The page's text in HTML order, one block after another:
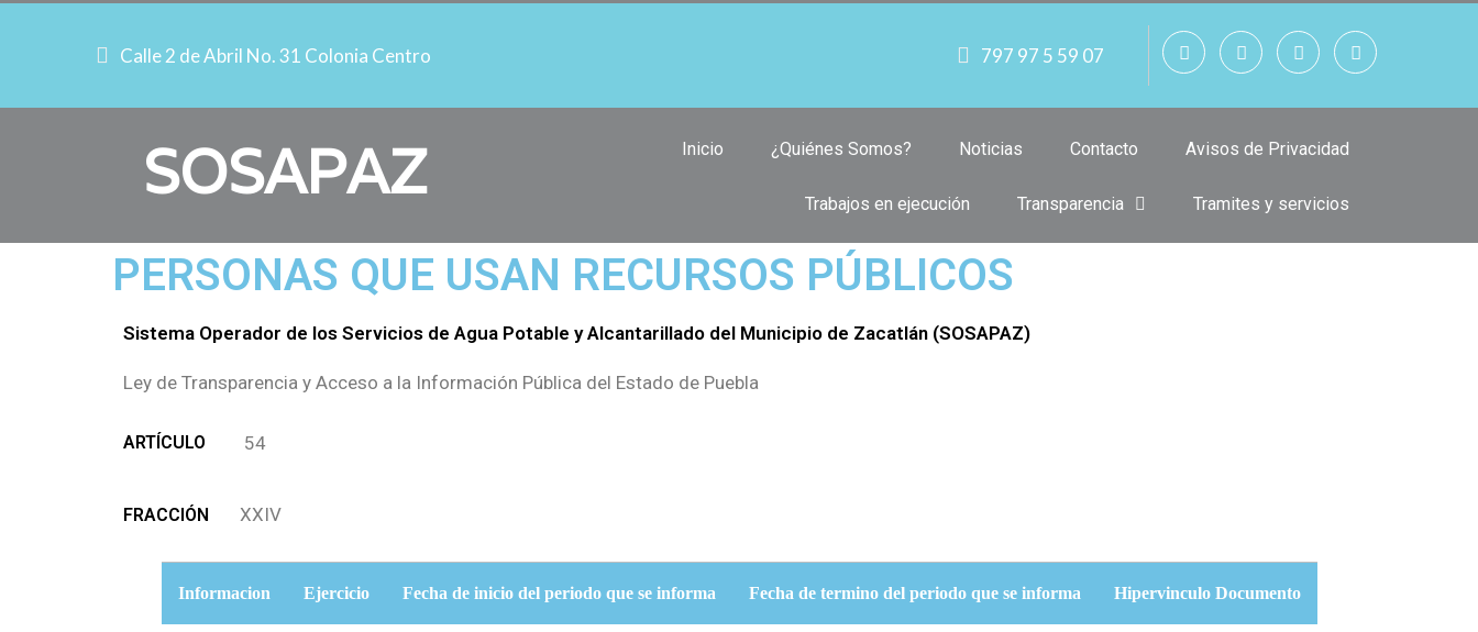
Calle 2 de Abril No. 31 Colonia Centro 797 97 5 59 07
SOSAPAZ Inicio ¿Quiénes Somos? Noticias Contacto Avisos de Privacidad
Trabajos en ejecución Transparencia Tramites y servicios
PERSONAS QUE USAN RECURSOS PÚBLICOS
Sistema Operador de los Servicios de Agua Potable y Alcantarillado del Municipio de Zacatlán (SOSAPAZ)
Ley de Transparencia y Acceso a la Información Pública del Estado de Puebla
ARTÍCULO 54
FRACCIÓN XXIV
Informacion Ejercicio Fecha de inicio del periodo que se informa Fecha de termino del periodo que se informa Hipervinculo Documento